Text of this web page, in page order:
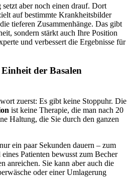
aber noch einen drauf. Dort
auf bestimmte Krankheitsbilder
tieferen Zusammenhänge. Das gibt
sondern stärkt auch Ihre Position
und verbessert die Ergebnisse für
der Basalen
zuerst: Es gibt keine Stoppuhr. Die
ist keine Therapie, die man nach 20
Haltung, die Sie durch den ganzen
ein paar Sekunden dauern – zum
Patienten bewusst zum Becher
anreichen. Sie kann aber auch die
oder einer Umlagerung